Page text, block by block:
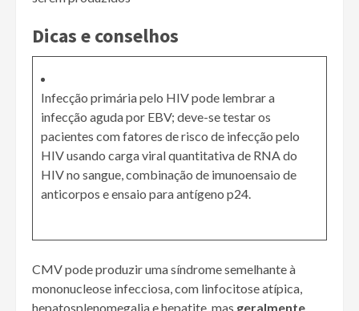
Dicas e conselhos
Infecção primária pelo HIV pode lembrar a
infecção aguda por EBV; deve-se testar os
pacientes com fatores de risco de infecção pelo
HIV usando carga viral quantitativa de RNA do
HIV no sangue, combinação de imunoensaio de
anticorpos e ensaio para antígeno p24.
CMV pode produzir uma síndrome semelhante à
mononucleose infecciosa, com linfocitose atípica,
hepatosplenomegalia e hepatite, mas geralmente